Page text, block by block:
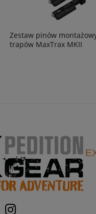
Zestaw pinów
trapów MaxTrax MKII